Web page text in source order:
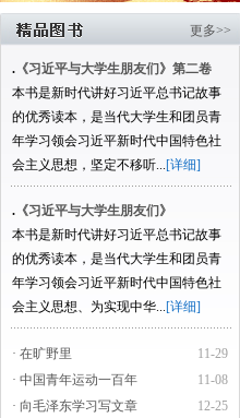
更多>>
. 《习近平与大学生朋友们》第二卷
本书是新时代讲好习近平总书记故事
的优秀读本，是当代大学生和团员青
年学习领会习近平新时代中国特色社
会主义思想，坚定不移听...[详细]
. 《习近平与大学生朋友们》
本书是新时代讲好习近平总书记故事
的优秀读本，是当代大学生和团员青
年学习领会习近平新时代中国特色社
会主义思想、为实现中华...[详细]
11-29
· 在旷野里
11-08
· 中国青年运动一百年
12-25
· 向毛泽东学习写文章